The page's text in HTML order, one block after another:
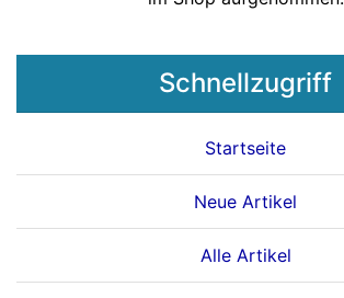
Schnellzugriff
Startseite
Neue Artikel
Alle Artikel